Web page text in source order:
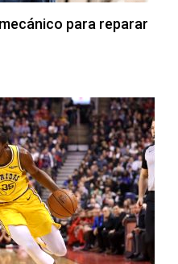
para reparar